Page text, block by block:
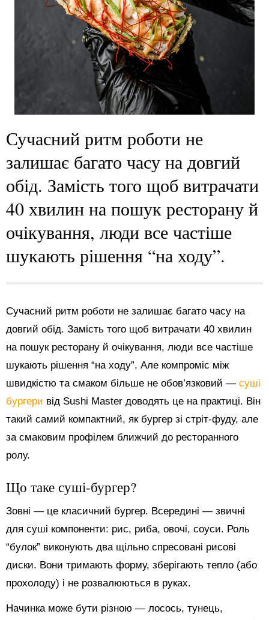
Сучасний ритм роботи не
залишає багато часу на довгий
обід. Замість того щоб витрачати
40 хвилин на пошук ресторану й
очікування, люди все частіше
шукають рішення “на ходу”.
Сучасний ритм роботи не залишає багато часу на
довгий обід. Замість того щоб витрачати 40 хвилин
на пошук ресторану й очікування, люди все частіше
шукають рішення “на ходу”. Але компроміс між
швидкістю та смаком більше не обов’язковий — суші
бургери від Sushi Master доводять це на практиці. Він
такий самий компактний, як бургер зі стріт-фуду, але
за смаковим профілем ближчий до ресторанного
ролу.
Що таке суші-бургер?
Зовні — це класичний бургер. Всередині — звичні
для суші компоненти: рис, риба, овочі, соуси. Роль
“булок” виконують два щільно спресовані рисові
диски. Вони тримають форму, зберігають тепло (або
прохолоду) і не розвалюються в руках.
Начинка може бути різною — лосось, тунець,